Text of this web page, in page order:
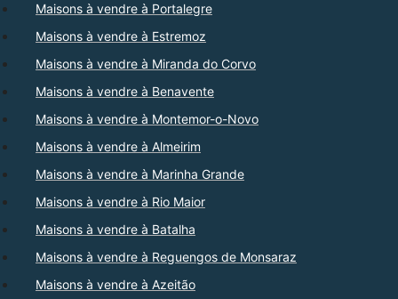
Maisons à vendre à Portalegre
Maisons à vendre à Estremoz
Maisons à vendre à Miranda do Corvo
Maisons à vendre à Benavente
Maisons à vendre à Montemor-o-Novo
Maisons à vendre à Almeirim
Maisons à vendre à Marinha Grande
Maisons à vendre à Rio Maior
Maisons à vendre à Batalha
Maisons à vendre à Reguengos de Monsaraz
Maisons à vendre à Azeitão